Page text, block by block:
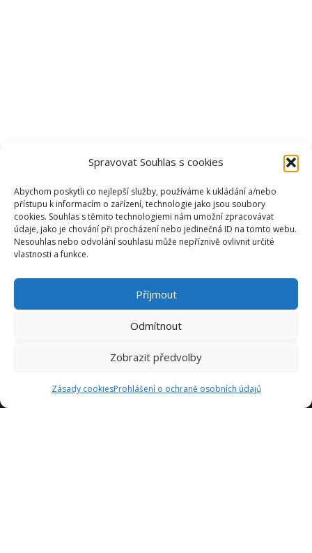
Spravovat Souhlas s cookies
Abychom poskytli co nejlepší služby, používáme k ukládání a/nebo
přístupu k informacím o zařízení, technologie jako jsou soubory
cookies. Souhlas s těmito technologiemi nám umožní zpracovávat
údaje, jako je chování při procházení nebo jedinečná ID na tomto webu.
Nesouhlas nebo odvolání souhlasu může nepříznivě ovlivnit určité
vlastnosti a funkce.
Příjmout
Odmítnout
Zobrazit předvolby
Zásady cookiesProhlášení o ochraně osobních údajů